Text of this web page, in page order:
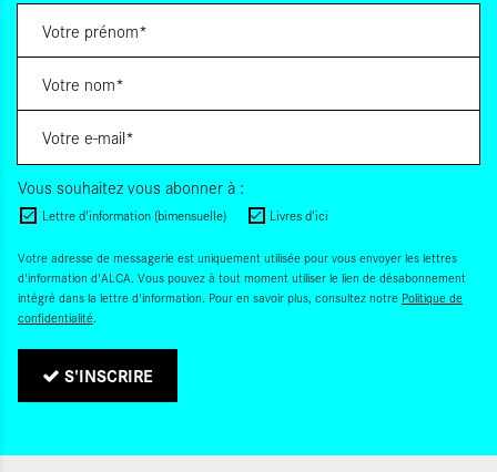
Vous souhaitez vous abonner à :
Lettre d'information (bimensuelle) Livres d'ici
Votre adresse de messagerie est uniquement utilisée pour vous envoyer les lettres
d'information d'ALCA. Vous pouvez à tout moment utiliser le lien de désabonnement
intégré dans la lettre d'information. Pour en savoir plus, consultez notre Politique de
confidentialité.
S'INSCRIRE